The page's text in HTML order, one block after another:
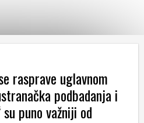
rasprave uglavnom
podbadanja i
puno važniji od